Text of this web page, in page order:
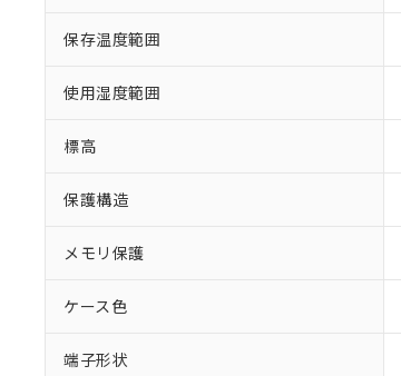
保存温度範囲
使用湿度範囲
標高
保護構造
メモリ保護
ケース色
端子形状